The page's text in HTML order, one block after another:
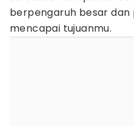
berpengaruh besar
mencapai tujuanmu.